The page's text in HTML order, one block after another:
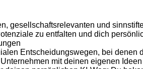
gesellschaftsrelevanten und
zu entfalten und dich
Entscheidungswegen, bei denen
mit deinen eigenen